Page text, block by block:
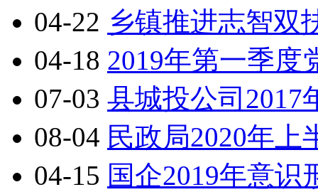
04-22 乡镇推进志智双
04-18 2019年第一季度
07-03 县城投公司2017
08-04 民政局2020年上
04-15 国企2019年意识